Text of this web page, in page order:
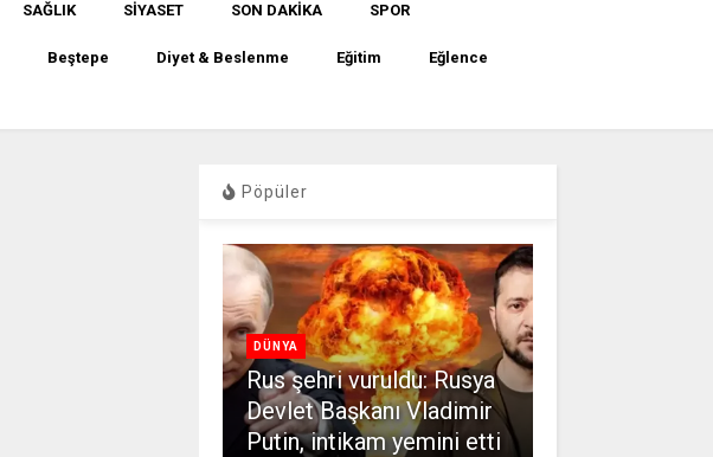
SAĞLIK SİYASET SON DAKİKA SPOR
Beştepe Diyet & Beslenme Eğitim Eğlence
Pöpüler
DÜNYA
Rus şehri vuruldu: Rusya
Devlet Başkanı Vladimir
Putin, intikam yemini etti